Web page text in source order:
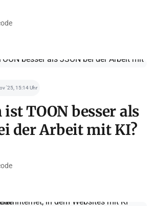
'25, 15:14 Uhr
TOON besser als
der Arbeit mit KI?